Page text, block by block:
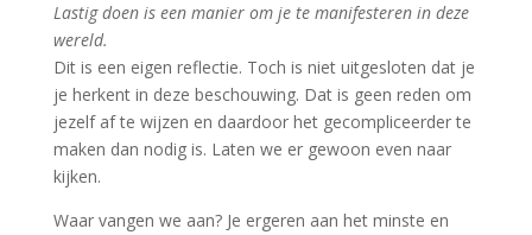
Lastig doen is een manier om je te manifesteren in deze
wereld.
Dit is een eigen reflectie. Toch is niet uitgesloten dat je
je herkent in deze beschouwing. Dat is geen reden om
jezelf af te wijzen en daardoor het gecompliceerder te
maken dan nodig is. Laten we er gewoon even naar
kijken.
Waar vangen we aan? Je ergeren aan het minste en